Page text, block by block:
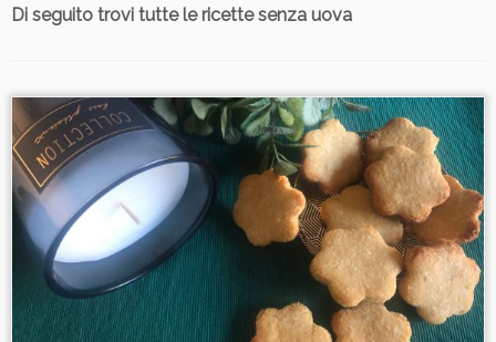
Di seguito trovi tutte le ricette senza uova